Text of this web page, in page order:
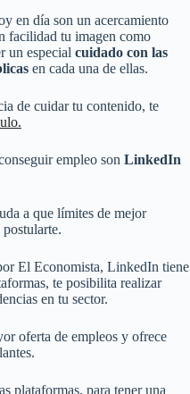
en día son un acercamiento
facilidad tu imagen como
un especial cuidado con las
en cada una de ellas.
de cuidar tu contenido, te
empleo son LinkedIn
a que límites de mejor
El Economista, LinkedIn tiene
te posibilita realizar
en tu sector.
oferta de empleos y ofrece
plataformas, para tener una